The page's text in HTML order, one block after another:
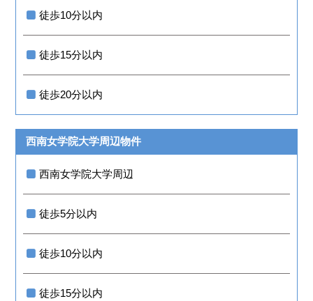
徒歩10分以内
徒歩15分以内
徒歩20分以内
西南女学院大学周辺物件
西南女学院大学周辺
徒歩5分以内
徒歩10分以内
徒歩15分以内